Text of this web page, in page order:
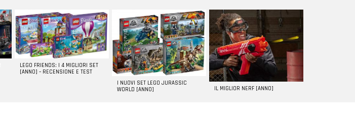
LEGO FRIENDS: I 4 MIGLIORI SET
[ANNO] – RECENSIONE E TEST
I NUOVI SET LEGO JURASSIC
WORLD [ANNO]
IL MIGLIOR NERF [ANNO]